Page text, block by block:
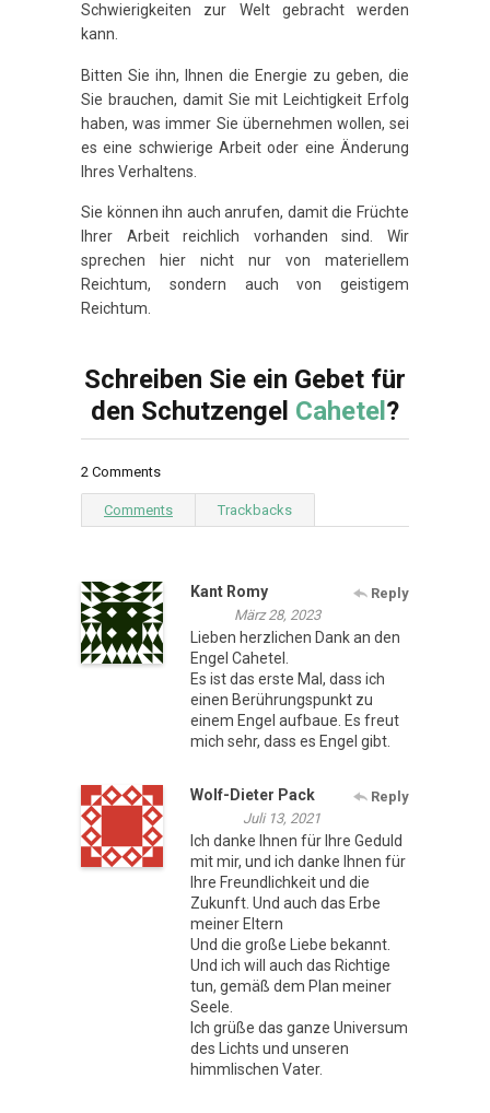
Schwierigkeiten zur Welt gebracht werden
kann.
Bitten Sie ihn, Ihnen die Energie zu geben, die
Sie brauchen, damit Sie mit Leichtigkeit Erfolg
haben, was immer Sie übernehmen wollen, sei
es eine schwierige Arbeit oder eine Änderung
Ihres Verhaltens.
Sie können ihn auch anrufen, damit die Früchte
Ihrer Arbeit reichlich vorhanden sind. Wir
sprechen hier nicht nur von materiellem
Reichtum, sondern auch von geistigem
Reichtum.
Schreiben Sie ein Gebet für
den Schutzengel Cahetel ?
2 Comments
Comments Trackbacks
Kant Romy
Reply
März 28, 2023
Lieben herzlichen Dank an den
Engel Cahetel.
Es ist das erste Mal, dass ich
einen Berührungspunkt zu
einem Engel aufbaue. Es freut
mich sehr, dass es Engel gibt.
Wolf-Dieter Pack
Reply
Juli 13, 2021
Ich danke Ihnen für Ihre Geduld
mit mir, und ich danke Ihnen für
Ihre Freundlichkeit und die
Zukunft. Und auch das Erbe
meiner Eltern
Und die große Liebe bekannt.
Und ich will auch das Richtige
tun, gemäß dem Plan meiner
Seele.
Ich grüße das ganze Universum
des Lichts und unseren
himmlischen Vater.